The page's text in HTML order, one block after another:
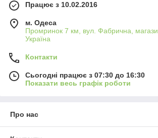
Працює з 10.02.2016
м. Одеса
Промринок 7 км, вул. Фабрична,
Україна
Контакти
Сьогодні працює з 07:30 до 16:30
Показати весь графік роботи
Про нас